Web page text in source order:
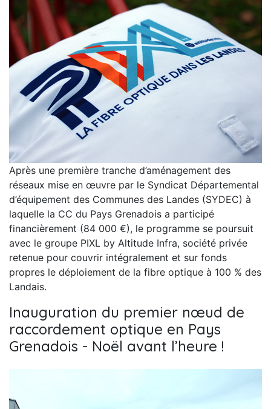
Après une première tranche d’aménagement des
réseaux mise en œuvre par le Syndicat Départemental
d’équipement des Communes des Landes (SYDEC) à
laquelle la CC du Pays Grenadois a participé
financièrement (84 000 €), le programme se poursuit
avec le groupe PIXL by Altitude Infra, société privée
retenue pour couvrir intégralement et sur fonds
propres le déploiement de la fibre optique à 100 % des
Landais.
Inauguration du premier nœud de
raccordement optique en Pays
Grenadois - Noël avant l’heure !